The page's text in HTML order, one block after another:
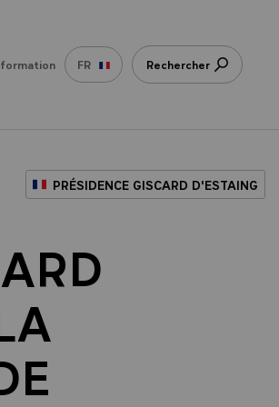
FR Rechercher
PRÉSIDENCE GISCARD D'ESTAING